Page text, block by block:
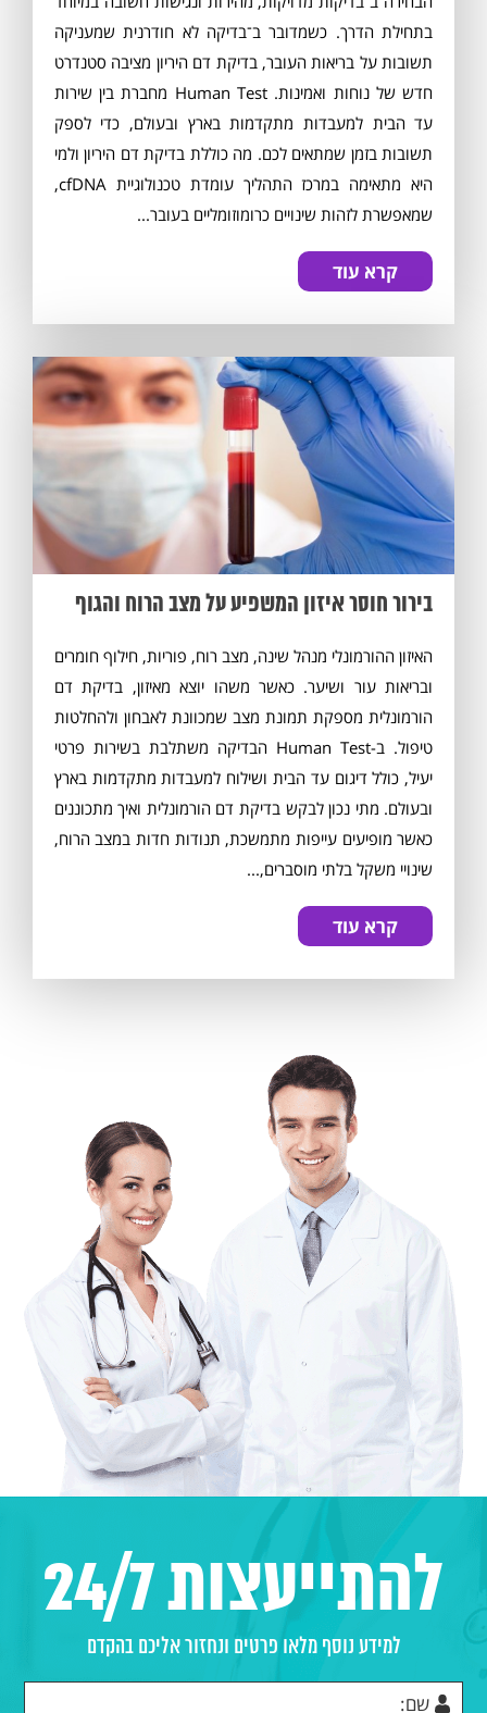
בתחילת הדרך. כשמדובר ב־בדיקה לא חודרנית שמעניקה
תשובות על בריאות העובר, בדיקת דם היריון מציבה סטנדרט
חדש של נוחות ואמינות. Human Test מחברת בין שירות
עד הבית למעבדות מתקדמות בארץ ובעולם, כדי לספק
תשובות בזמן שמתאים לכם. מה כוללת בדיקת דם היריון ולמי
היא מתאימה במרכז התהליך עומדת טכנולוגיית cfDNA,
שמאפשרת לזהות שינויים כרומוזומליים בעובר...
קרא עוד
בירור חוסר איזון המשפיע על מצב הרוח והגוף
האיזון ההורמונלי מנהל שינה, מצב רוח, פוריות, חילוף חומרים
ובריאות עור ושיער. כאשר משהו יוצא מאיזון, בדיקת דם
הורמונלית מספקת תמונת מצב שמכוונת לאבחון ולהחלטות
טיפול. ב-Human Test הבדיקה משתלבת בשירות פרטי
יעיל, כולל דיגום עד הבית ושילוח למעבדות מתקדמות בארץ
ובעולם. מתי נכון לבקש בדיקת דם הורמונלית ואיך מתכוננים
כאשר מופיעים עייפות מתמשכת, תנודות חדות במצב הרוח,
שינויי משקל בלתי מוסברים,...
קרא עוד
להתייעצות 24/7
למידע נוסף מלאו פרטים ונחזור אליכם בהקדם